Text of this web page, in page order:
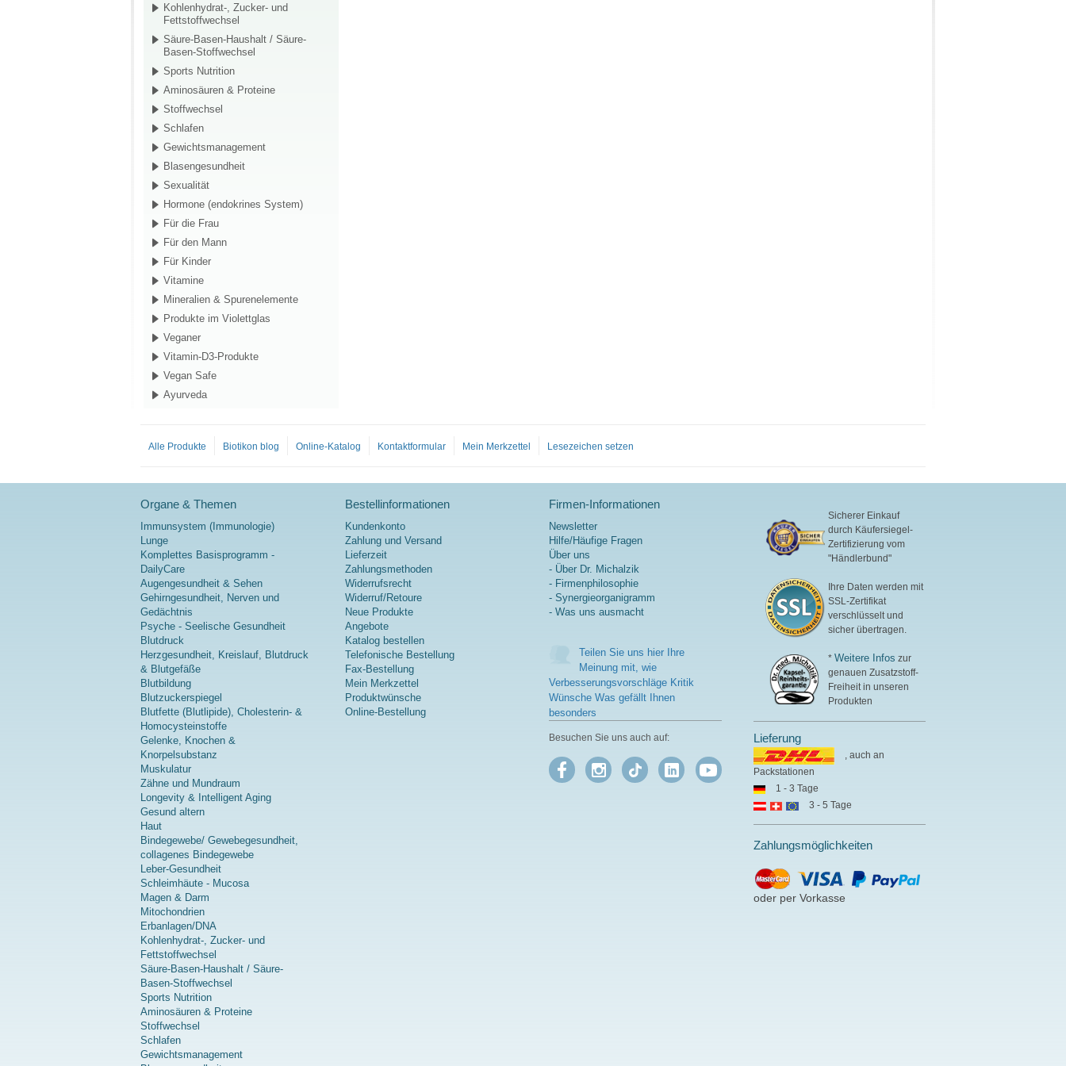
Kohlenhydrat-, Zucker- und
Fettstoffwechsel
Säure-Basen-Haushalt / Säure-
Basen-Stoffwechsel
Sports Nutrition
Aminosäuren & Proteine
Stoffwechsel
Schlafen
Gewichtsmanagement
Blasengesundheit
Sexualität
Hormone (endokrines System)
Für die Frau
Für den Mann
Für Kinder
Vitamine
Mineralien & Spurenelemente
Produkte im Violettglas
Veganer
Vitamin-D3-Produkte
Vegan Safe
Ayurveda
Alle Produkte Biotikon blog Online-Katalog Kontaktformular Mein Merkzettel Lesezeichen setzen
Organe & Themen
Immunsystem (Immunologie)
Lunge
Komplettes Basisprogramm -
DailyCare
Augengesundheit & Sehen
Gehirngesundheit, Nerven und
Gedächtnis
Psyche - Seelische Gesundheit
Blutdruck
Herzgesundheit, Kreislauf, Blutdruck
& Blutgefäße
Blutbildung
Blutzuckerspiegel
Blutfette (Blutlipide), Cholesterin- &
Homocysteinstoffe
Gelenke, Knochen &
Knorpelsubstanz
Muskulatur
Zähne und Mundraum
Longevity & Intelligent Aging
Gesund altern
Haut
Bindegewebe/ Gewebegesundheit,
collagenes Bindegewebe
Leber-Gesundheit
Schleimhäute - Mucosa
Magen & Darm
Mitochondrien
Erbanlagen/DNA
Kohlenhydrat-, Zucker- und
Fettstoffwechsel
Säure-Basen-Haushalt / Säure-
Basen-Stoffwechsel
Sports Nutrition
Aminosäuren & Proteine
Stoffwechsel
Schlafen
Gewichtsmanagement
Bestellinformationen
Kundenkonto
Zahlung und Versand
Lieferzeit
Zahlungsmethoden
Widerrufsrecht
Widerruf/Retoure
Neue Produkte
Angebote
Katalog bestellen
Telefonische Bestellung
Fax-Bestellung
Mein Merkzettel
Produktwünsche
Online-Bestellung
Firmen-Informationen
Newsletter
Hilfe/Häufige Fragen
Über uns
- Über Dr. Michalzik
- Firmenphilosophie
- Synergieorganigramm
- Was uns ausmacht
Teilen Sie uns hier Ihre
Meinung mit, wie
Verbesserungsvorschläge Kritik
Wünsche Was gefällt Ihnen
besonders
Besuchen Sie uns auch auf:
Sicherer Einkauf
durch Käufersiegel-
Zertifizierung vom
"Händlerbund"
Ihre Daten werden mit
SSL-Zertifikat
verschlüsselt und
sicher übertragen.
*Weitere Infos zur
genauen Zusatzstoff-
Freiheit in unseren
Produkten
Lieferung
, auch an
Packstationen
1 - 3 Tage
3 - 5 Tage
Zahlungsmöglichkeiten
oder per Vorkasse